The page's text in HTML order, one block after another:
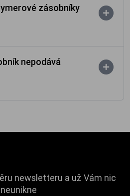
zásobníky
nepodává
newsletteru a už Vám nic
neunikne